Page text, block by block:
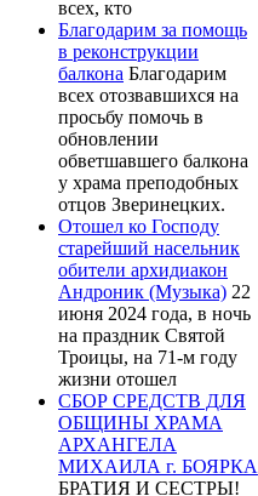
всех, кто
Благодарим за помощь
в реконструкции
балкона Благодарим
всех отозвавшихся на
просьбу помочь в
обновлении
обветшавшего балкона
у храма преподобных
отцов Зверинецких.
Отошел ко Господу
старейший насельник
обители архидиакон
Андроник (Музыка) 22
июня 2024 года, в ночь
на праздник Святой
Троицы, на 71-м году
жизни отошел
СБОР СРЕДСТВ ДЛЯ
ОБЩИНЫ ХРАМА
АРХАНГЕЛА
МИХАИЛА г. БОЯРКА
БРАТИЯ И СЕСТРЫ!